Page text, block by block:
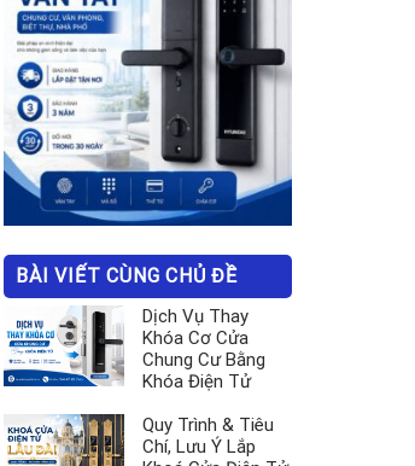
BÀI VIẾT CÙNG CHỦ ĐỀ
Dịch Vụ Thay
Khóa Cơ Cửa
Chung Cư Bằng
Khóa Điện Tử
Quy Trình & Tiêu
Chí, Lưu Ý Lắp